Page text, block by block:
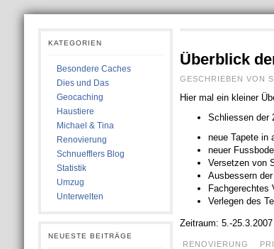
KATEGORIEN
Besondere Caches
Dies und Das
Geocaching
Haustiere
Michael & Tina
Renovierung
Schnuefflers Blog
Statistik
Umzug
Unterwelten
NEUESTE BEITRÄGE
Überblick
GESCHRIEBEN VON
Hier mal ein kleiner
Schliessen der
neue Tapete in
neuer
Versetzen von
Ausbessern
Fachgerechtes
Verlegen des
Zeitraum: 5.-25.3.2007
RENOVIERUNG